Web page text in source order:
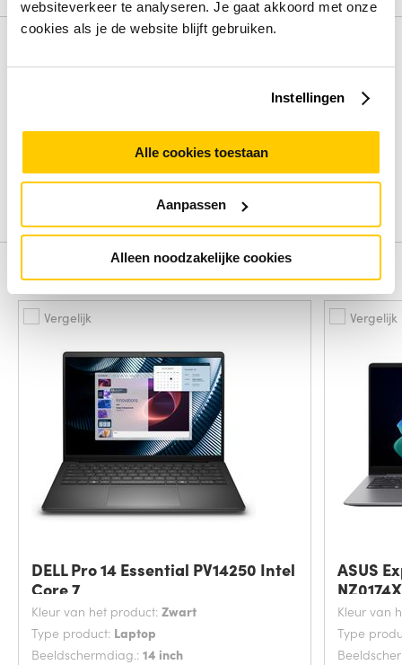
websiteverkeer te analyseren. Je gaat akkoord met onze
cookies als je de website blijft gebruiken.
Instellingen
Alle cookies toestaan
Aanpassen
Alleen noodzakelijke cookies
Deel je ervaring met het product door het schrijven van een
Alternatieven
Vergelijk
DELL Pro 14 Essential PV14250 Intel
Core 7
Kleur van het product: Zwart
Type product: Laptop
Beeldschermdiag.: 14 inch
Vergelijk
ASUS
Kleur van
Type